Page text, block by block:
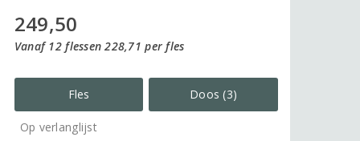
249,50
Vanaf 12 flessen 228,71 per fles
Fles Doos (3)
Op verlanglijst